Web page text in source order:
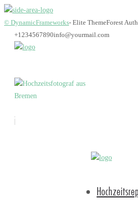
© DynamicFrameworks- Elite ThemeForest
+1234567890info@yourmail.com